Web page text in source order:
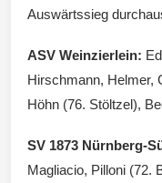
Auswärtssieg
ASV Weinzierlein:
Hirschmann, Helmer,
Höhn (76. Stöltzel),
SV 1873 Nürnberg-
Magliacio, Pilloni (72.